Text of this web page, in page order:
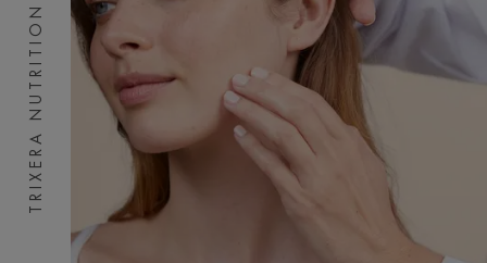
TRIXERA NUTRITION